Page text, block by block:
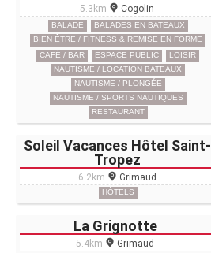
5.3km Cogolin
BALADE
BALADES EN BATEAUX
BIEN ÊTRE / FITNESS & REMISE EN FORME
CAFÉ / BAR
ESPACE PUBLIC
LOISIR
NAUTISME / LOCATION BATEAUX
NAUTISME / PLONGÉE
NAUTISME / SPORTS NAUTIQUES
RESTAURANT
Soleil Vacances Hôtel Saint-
Tropez
6.2km Grimaud
HÔTELS
La Grignotte
5.4km Grimaud